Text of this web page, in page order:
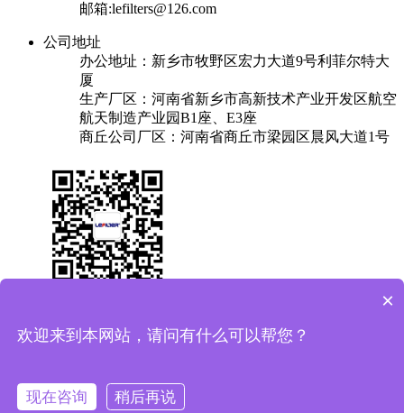
邮箱:lefilters@126.com
公司地址
办公地址：新乡市牧野区宏力大道9号利菲尔特大
厦
生产厂区：河南省新乡市高新技术产业开发区航空
航天制造产业园B1座、E3座
商丘公司厂区：河南省商丘市梁园区晨风大道1号
Copyright © 2025 利菲尔特（商标：菲瑞达） 版权所有
号：豫ICP备11005909号-11
×
欢迎来到本网站，请问有什么可以帮您？
现在咨询 稍后再说